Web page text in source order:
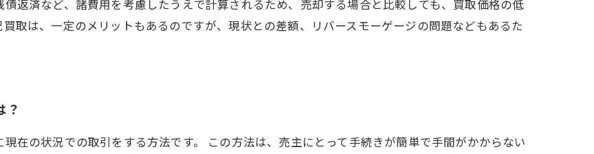
返済など、諸費用を考慮したうえで計算されるため、売却する場合と比較しても、買取価格の低
取は、一定のメリットもあるのですが、現状との差額、リバースモーゲージの問題などもあるた
在の状況での取引をする方法です。 この方法は、売主にとって手続きが簡単で手間がかからない